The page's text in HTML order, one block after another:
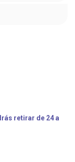
retirar de 24 a